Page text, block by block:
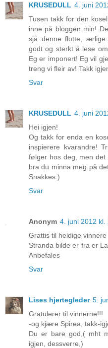
KRUSEDULL 4. juni
Tusen takk for den
inne på bloggen min!
sjå denne flotte, ærlige
godt og sterkt å lese
Eg er imponert! Eg vil
treng vi fleir av! Takk
Svar
KRUSEDULL 4. juni
Hei igjen!
Og takk for enda en
inspierere kvarandre!
følger hos deg, men
bra du minna meg på
Snakkes:)
Svar
Anonym 4. juni 2012 kl.
Grattis til heldige vinnere
Stranda bilde er fra er
Anbefales
Svar
Lises hjertegleder 5.
Gratulerer til vinnerne!!!
-og kjære Spirea, takk-
Du er bare god,( mht
igjen, dessverre,)